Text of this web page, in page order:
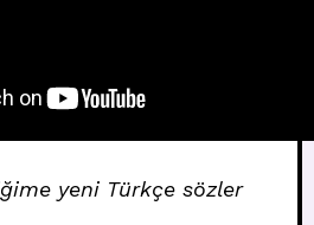
yeni Türkçe sözler